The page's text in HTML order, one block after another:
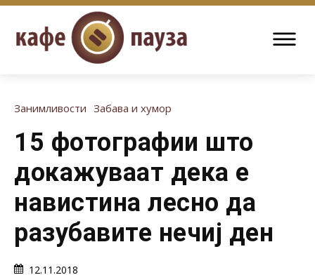
Занимливости Забава и хумор
15 фотографии што
докажуваат дека е
навистина лесно да
разубавите нечиј ден
12.11.2018